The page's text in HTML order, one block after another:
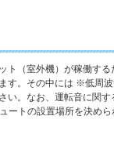
ト（室外機）が稼働す
す。その中には ※低周
い。なお、運転音に関
ートの設置場所を決め